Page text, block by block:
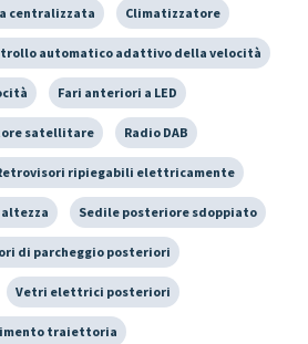
centralizzata Climatizzatore
automatico adattivo della velocità
Fari anteriori a LED
satellitare Radio DAB
ripiegabili elettricamente
Sedile posteriore sdoppiato
di parcheggio posteriori
Vetri elettrici posteriori
traiettoria